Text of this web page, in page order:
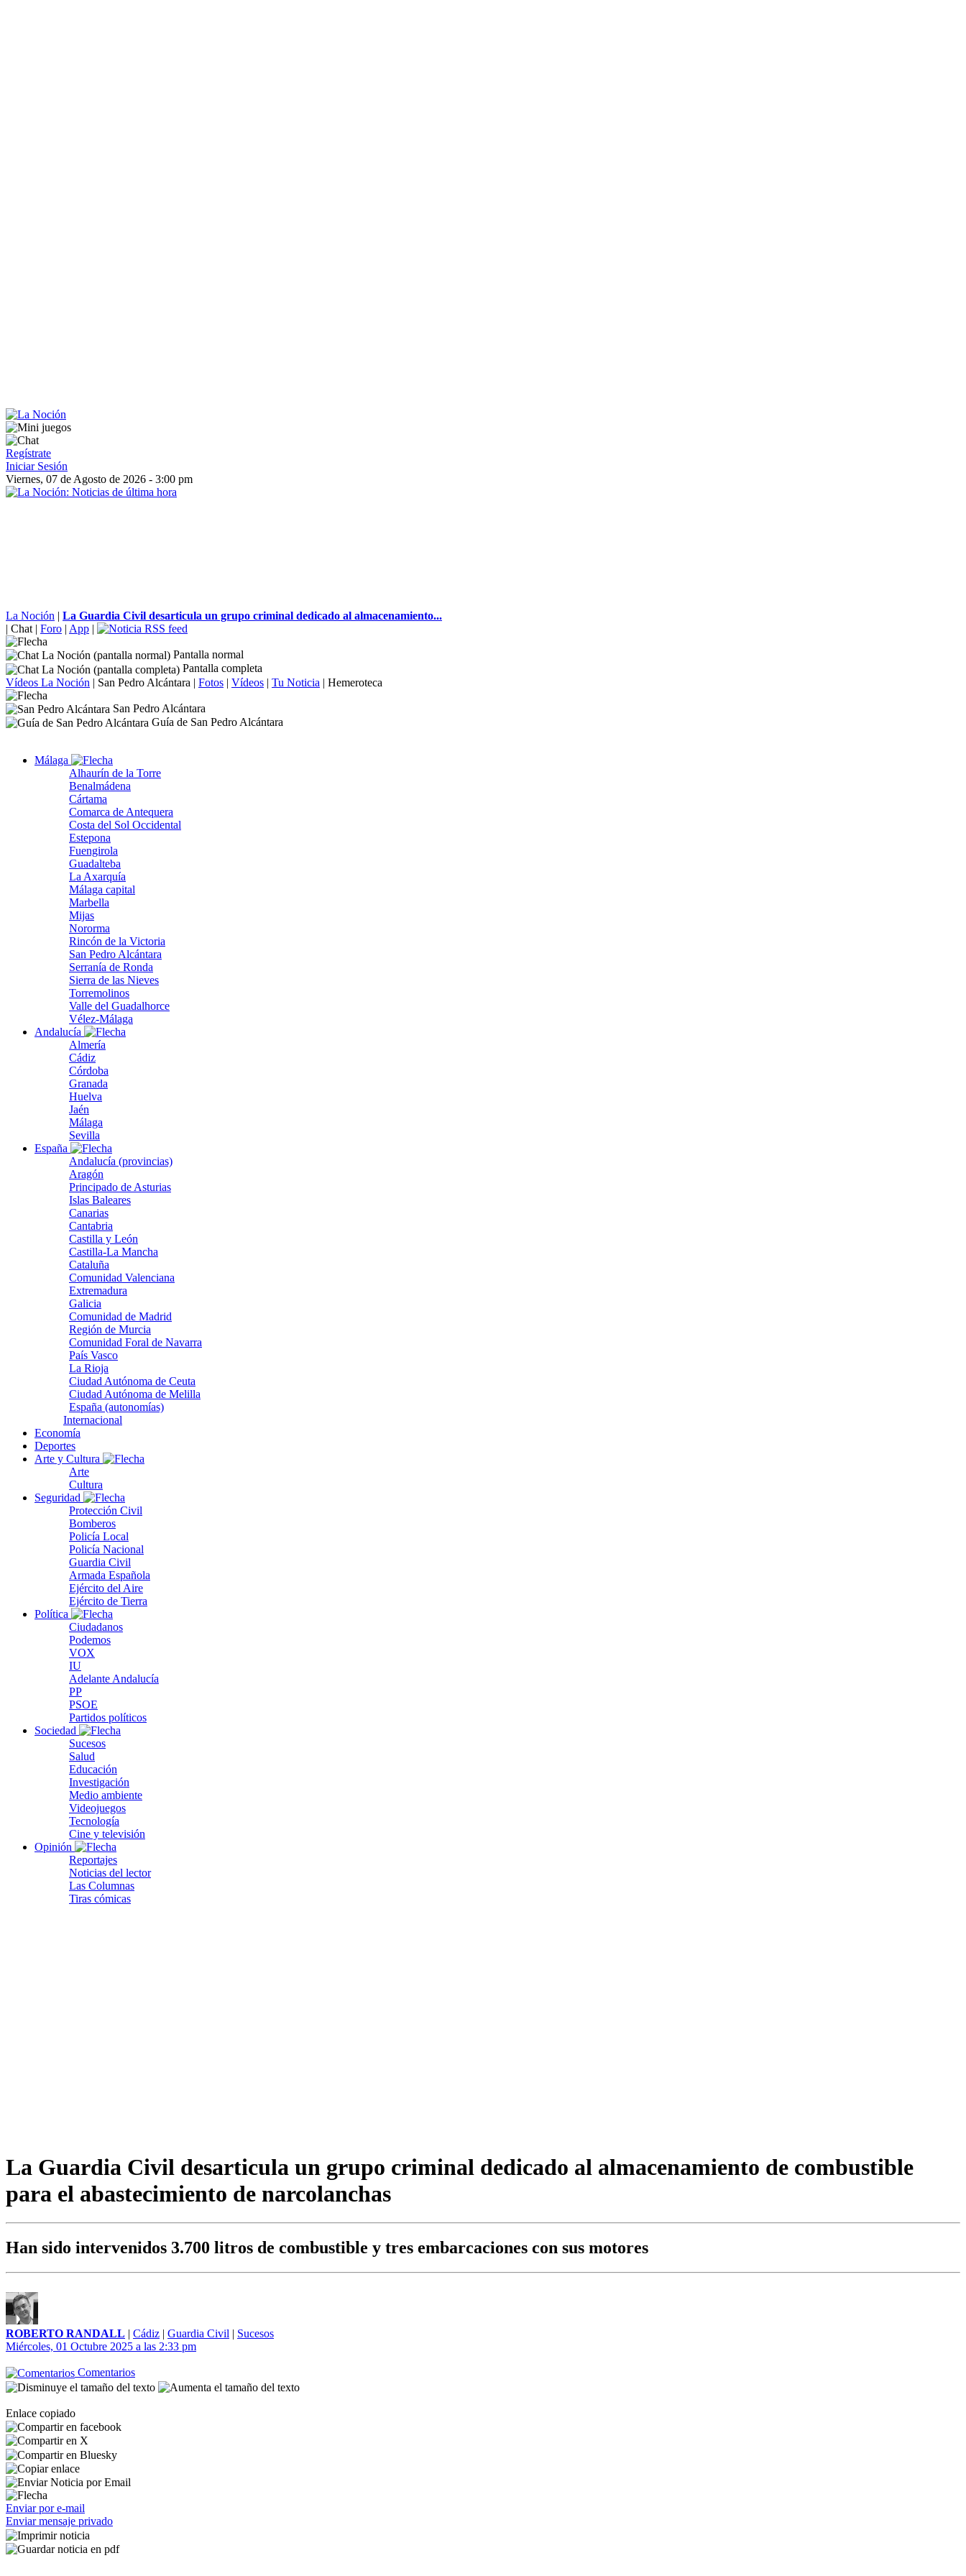
Regístrate
Iniciar Sesión
Viernes, 07 de Agosto de 2026 - 3:00 pm
La Noción | La Guardia Civil desarticula un grupo criminal dedicado al almacenamiento...
| Chat | Foro | App |
Pantalla normal
Pantalla completa
Vídeos La Noción | San Pedro Alcántara | Fotos | Vídeos | Tu Noticia | Hemeroteca
San Pedro Alcántara
Guía de San Pedro Alcántara
Málaga
Alhaurín de la Torre
Benalmádena
Cártama
Comarca de Antequera
Costa del Sol Occidental
Estepona
Fuengirola
Guadalteba
La Axarquía
Málaga capital
Marbella
Mijas
Nororma
Rincón de la Victoria
San Pedro Alcántara
Serranía de Ronda
Sierra de las Nieves
Torremolinos
Valle del Guadalhorce
Vélez-Málaga
Andalucía
Almería
Cádiz
Córdoba
Granada
Huelva
Jaén
Málaga
Sevilla
España
Andalucía (provincias)
Aragón
Principado de Asturias
Islas Baleares
Canarias
Cantabria
Castilla y León
Castilla-La Mancha
Cataluña
Comunidad Valenciana
Extremadura
Galicia
Comunidad de Madrid
Región de Murcia
Comunidad Foral de Navarra
País Vasco
La Rioja
Ciudad Autónoma de Ceuta
Ciudad Autónoma de Melilla
España (autonomías)
Internacional
Economía
Deportes
Arte y Cultura
Arte
Cultura
Seguridad
Protección Civil
Bomberos
Policía Local
Policía Nacional
Guardia Civil
Armada Española
Ejército del Aire
Ejército de Tierra
Política
Ciudadanos
Podemos
VOX
IU
Adelante Andalucía
PP
PSOE
Partidos políticos
Sociedad
Sucesos
Salud
Educación
Investigación
Medio ambiente
Videojuegos
Tecnología
Cine y televisión
Opinión
Reportajes
Noticias del lector
Las Columnas
Tiras cómicas
La Guardia Civil desarticula un grupo criminal dedicado al almacenamiento de combustible
para el abastecimiento de narcolanchas
Han sido intervenidos 3.700 litros de combustible y tres embarcaciones con sus motores
ROBERTO RANDALL | Cádiz | Guardia Civil | Sucesos
Miércoles, 01 Octubre 2025 a las 2:33 pm
Comentarios
Enlace copiado
Enviar por e-mail
Enviar mensaje privado